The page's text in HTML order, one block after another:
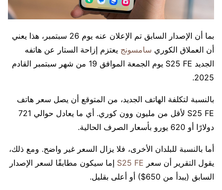
بما أن الإصدار السابق تم الإعلان عنه يوم 26 سبتمبر، هذا يعني
أن العملاق الكوري سامسونج يعتزم إزاحة الستار عن هاتفه
الجديد S25 FE يوم الجمعة الموافق 19 من شهر سبتمبر القادم
2025.
بالنسبة لتكلفة الهاتف الجديد، من المتوقع أن يصل سعر هاتف
S25 FE لأقل من مليون وون كوري. أي ما يعادل حوالي 721
دولارًا أو 620 يورو بأسعار الصرف الحالية.
أما بالنسبة للبلدان الأخرى، فلا يزال السعر غير واضح. ومع ذلك،
يقول التقرير أن سعر S25 FE إما سيكون مطابقًا لسعر الإصدار
السابق (يبدأ من 650$) أو أعلى بقليل.